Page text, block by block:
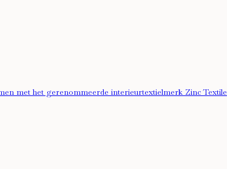
met het gerenommeerde interieurtextielmerk Zinc Textile